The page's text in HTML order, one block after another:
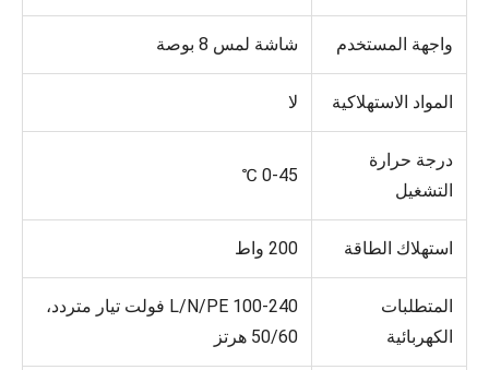
واجهة المستخدم شاشة لمس 8 بوصة
المواد الاستهلاكية لا
درجة حرارة
التشغيل
0-45 ℃
استهلاك الطاقة 200 واط
المتطلبات
الكهربائية
L/N/PE 100-240 فولت تيار متردد،
50/60 هرتز